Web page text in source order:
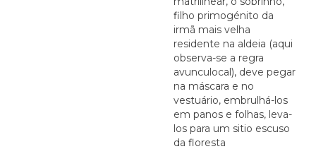
filho primogénito da
irmã mais velha
residente na aldeia (aqui
observa-se a regra
avunculocal), deve pegar
na máscara e no
vestuário, embrulhá-los
em panos e folhas, leva-
los para um sitio escuso
da floresta